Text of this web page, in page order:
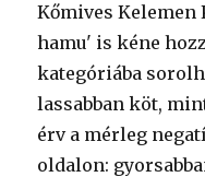
Kőmives
hamu' is kéne
kategóriába
lassabban köt,
érv a mérleg
oldalon: